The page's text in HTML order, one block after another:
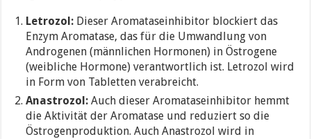
Letrozol: Dieser Aromataseinhibitor blockiert das
Enzym Aromatase, das für die Umwandlung von
Androgenen (männlichen Hormonen) in Östrogene
(weibliche Hormone) verantwortlich ist. Letrozol wird
in Form von Tabletten verabreicht.
Anastrozol: Auch dieser Aromataseinhibitor hemmt
die Aktivität der Aromatase und reduziert so die
Östrogenproduktion. Auch Anastrozol wird in